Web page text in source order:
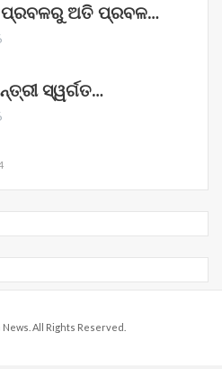
ପ୍ରବଳରୁ ଅତି ପ୍ରବଳ…
ସ୍ୱର୍ଗତ…
All Rights Reserved.